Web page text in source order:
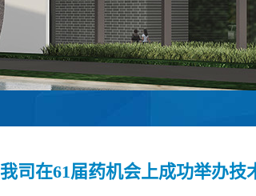
我司在61届药机会上成功举办技